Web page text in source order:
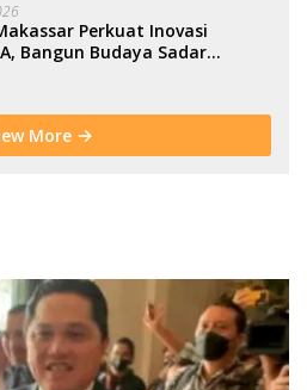
Perkuat Inovasi
Bangun Budaya Sadar
More